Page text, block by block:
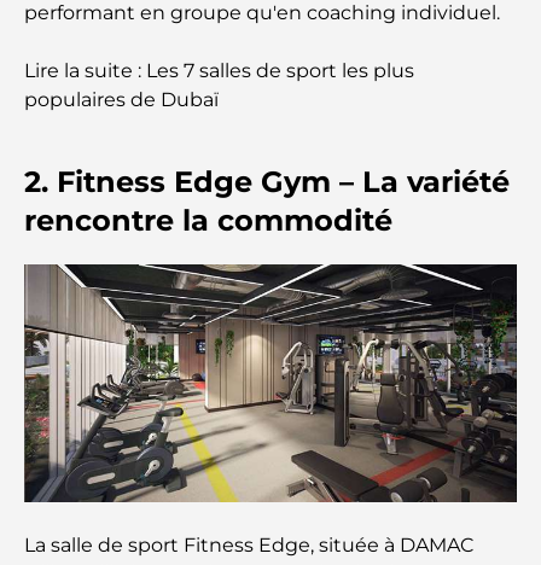
chaque voyageur
Les meilleurs iftars à Dubaï : 7 adresses
mémorable
Cafés à Business Bay : l’alliance parfaite du café et
de la convivialité
Restaurants étoilés Michelin à Dubaï : un circuit
gastronomique inoubliable
Découverte des restaurants de Jumeirah Golf
performant en groupe qu'en coaching individuel.
Lire la suite : Les 7 salles de sport les plus
populaires de Dubaï
2. Fitness Edge Gym – La variété
rencontre la commodité
La salle de sport Fitness Edge, située à DAMAC